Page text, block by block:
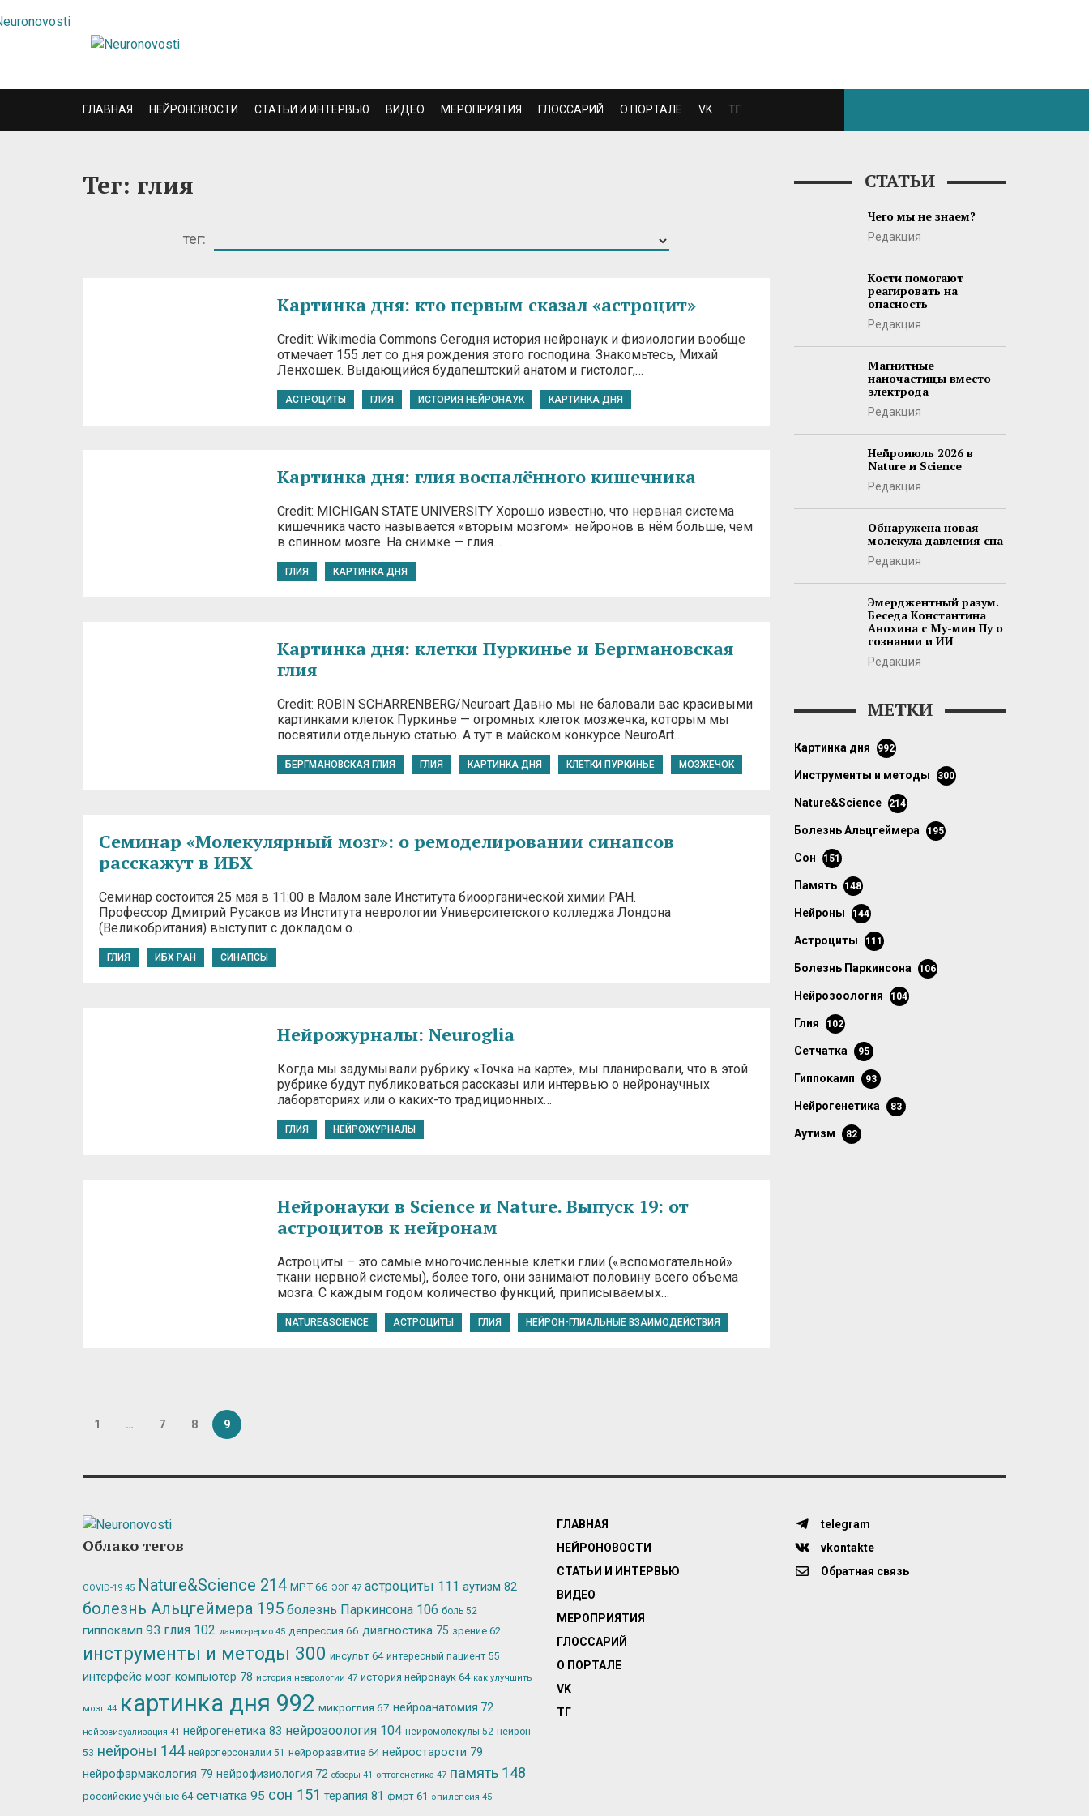
ГЛАВНАЯ НЕЙРОНОВОСТИ СТАТЬИ И ИНТЕРВЬЮ ВИДЕО МЕРОПРИЯТИЯ ГЛОССАРИЙ О ПОРТАЛЕ VK ТГ
Тег: глия
тег:
Картинка дня: кто первым сказал «астроцит»
Credit: Wikimedia Commons Сегодня история нейронаук и физиологии вообще
отмечает 155 лет со дня рождения этого господина. Знакомьтесь, Михай
Ленхошек. Выдающийся будапештский анатом и гистолог,…
АСТРОЦИТЫ ГЛИЯ ИСТОРИЯ НЕЙРОНАУК КАРТИНКА ДНЯ
Картинка дня: глия воспалённого кишечника
Credit: MICHIGAN STATE UNIVERSITY Хорошо известно, что нервная система
кишечника часто называется «вторым мозгом»: нейронов в нём больше, чем
в спинном мозге. На снимке — глия…
ГЛИЯ КАРТИНКА ДНЯ
Картинка дня: клетки Пуркинье и Бергмановская
глия
Credit: ROBIN SCHARRENBERG/Neuroart Давно мы не баловали вас красивыми
картинками клеток Пуркинье — огромных клеток мозжечка, которым мы
посвятили отдельную статью. А тут в майском конкурсе NeuroArt…
БЕРГМАНОВСКАЯ ГЛИЯ ГЛИЯ КАРТИНКА ДНЯ КЛЕТКИ ПУРКИНЬЕ МОЗЖЕЧОК
Семинар «Молекулярный мозг»: о ремоделировании синапсов
расскажут в ИБХ
Семинар состоится 25 мая в 11:00 в Малом зале Института биоорганической химии РАН.
Профессор Дмитрий Русаков из Института неврологии Университетского колледжа Лондона
(Великобритания) выступит с докладом о…
ГЛИЯ ИБХ РАН СИНАПСЫ
Нейрожурналы: Neuroglia
Когда мы задумывали рубрику «Точка на карте», мы планировали, что в этой
рубрике будут публиковаться рассказы или интервью о нейронаучных
лабораториях или о каких-то традиционных…
ГЛИЯ НЕЙРОЖУРНАЛЫ
Нейронауки в Science и Nature. Выпуск 19: от
астроцитов к нейронам
Астроциты – это самые многочисленные клетки глии («вспомогательной»
ткани нервной системы), более того, они занимают половину всего объема
мозга. С каждым годом количество функций, приписываемых…
NATURE&SCIENCE АСТРОЦИТЫ ГЛИЯ НЕЙРОН-ГЛИАЛЬНЫЕ ВЗАИМОДЕЙСТВИЯ
1 … 7 8 9
СТАТЬИ
Чего мы не знаем?
Редакция
Кости помогают
реагировать на
опасность
Редакция
Магнитные
наночастицы вместо
электрода
Редакция
Нейроиюль 2026 в
Nature и Science
Редакция
Обнаружена новая
молекула давления сна
Редакция
Эмерджентный разум.
Беседа Константина
Анохина с Му-мин Пу о
сознании и ИИ
Редакция
МЕТКИ
картинка дня 992
инструменты и методы 300
Nature&Science 214
болезнь Альцгеймера 195
сон 151
память 148
нейроны 144
астроциты 111
болезнь Паркинсона 106
нейрозоология 104
глия 102
сетчатка 95
гиппокамп 93
нейрогенетика 83
аутизм 82
Облако тегов
COVID-19 45 Nature&Science 214 МРТ66 ЭЭГ 47 астроциты 111 аутизм 82
болезнь Альцгеймера 195 болезнь Паркинсона 106 боль 52
гиппокамп 93 глия 102 данио-рерио 45 депрессия 66 диагностика 75 зрение 62
инструменты и методы 300 инсульт 64 интересный пациент 55
интерфейс мозг-компьютер 78 история неврологии 47 история нейронаук 64 как улучшить
мозг 44 картинка дня 992 микроглия 67 нейроанатомия 72
нейровизуализация 41 нейрогенетика 83 нейрозоология 104 нейромолекулы 52 нейрон
53 нейроны 144 нейроперсоналии 51 нейроразвитие 64 нейростарости 79
нейрофармакология 79 нейрофизиология 72 обзоры 41 оптогенетика 47 память 148
российские учёные 64 сетчатка 95 сон 151 терапия 81 фмрт 61 эпилепсия 45
ГЛАВНАЯ
НЕЙРОНОВОСТИ
СТАТЬИ И ИНТЕРВЬЮ
ВИДЕО
МЕРОПРИЯТИЯ
ГЛОССАРИЙ
О ПОРТАЛЕ
VK
ТГ
telegram
vkontakte
Обратная связь